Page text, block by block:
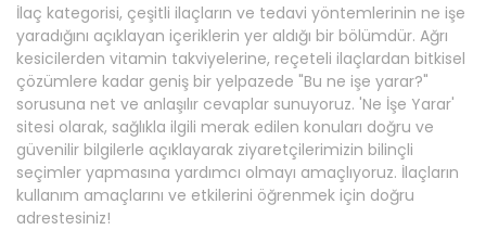
İlaç kategorisi, çeşitli ilaçların ve tedavi yöntemlerinin ne işe
yaradığını açıklayan içeriklerin yer aldığı bir bölümdür. Ağrı
kesicilerden vitamin takviyelerine, reçeteli ilaçlardan bitkisel
çözümlere kadar geniş bir yelpazede "Bu ne işe yarar?"
sorusuna net ve anlaşılır cevaplar sunuyoruz. 'Ne İşe Yarar'
sitesi olarak, sağlıkla ilgili merak edilen konuları doğru ve
güvenilir bilgilerle açıklayarak ziyaretçilerimizin bilinçli
seçimler yapmasına yardımcı olmayı amaçlıyoruz. İlaçların
kullanım amaçlarını ve etkilerini öğrenmek için doğru
adrestesiniz!